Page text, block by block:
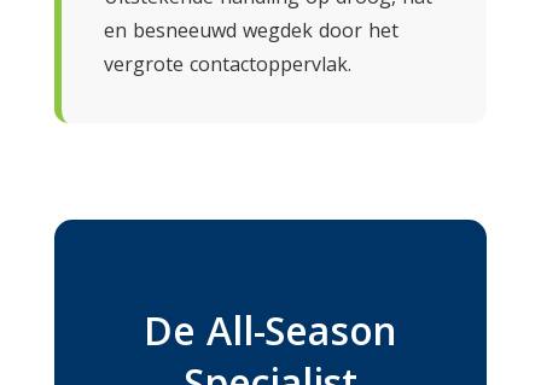
en besneeuwd wegdek door het
vergrote contactoppervlak.
De All-Season